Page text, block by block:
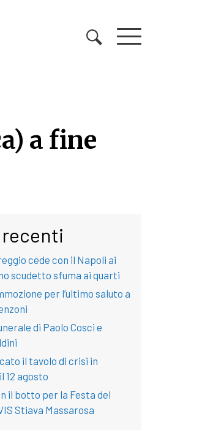
a fine
a fine partita
cede con il Napoli ai
scudetto sfuma ai quarti
per l’ultimo saluto a
di Paolo Cosci e
il tavolo di crisi in
12 agosto
il botto per la Festa del
Stiava Massarosa